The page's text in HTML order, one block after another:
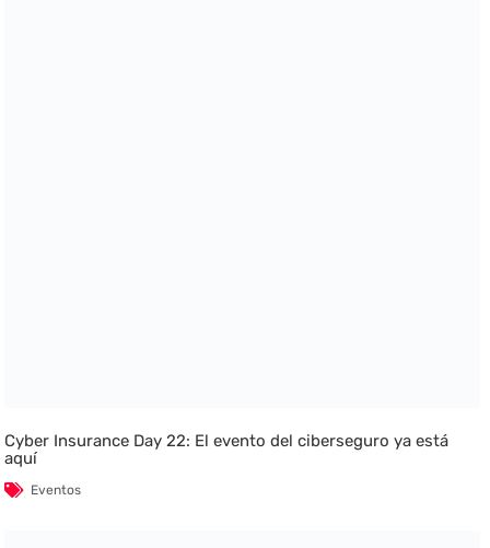
Cyber Insurance Day 22: El evento del ciberseguro ya está
aquí
Eventos